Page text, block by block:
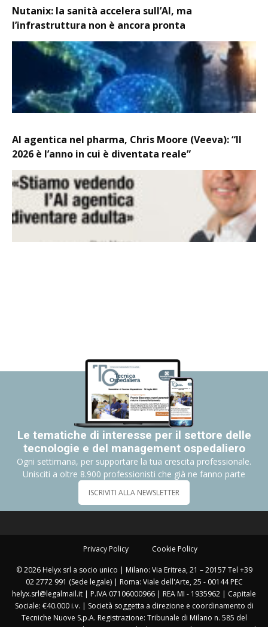
Nutanix: la sanità accelera sull’AI, ma
l’infrastruttura non è ancora pronta
AI agentica nel pharma, Chris Moore (Veeva): “Il
2026 è l’anno in cui è diventata reale”
Le tematiche di interesse per il settore delle
tecnologie e del management ospedaliero
Ogni settimana, per supportare la tua crescita professionale.
Unisciti a oltre 8.900 professionisti che già ne fanno parte
ISCRIVITI ALLA NEWSLETTER
Privacy Policy Cookie Policy
© 2026 Helyx srl a socio unico | Milano: Via Eritrea, 21 – 20157 Tel +39
02 2772 991 (Sede legale) | Roma: Viale dell'Arte, 25 - 00144 PEC
helyx.srl@legalmail.it | P.IVA 07106000966 | REA MI - 1935962 | Capitale
Sociale: €40.000 i.v. | Società soggetta a direzione e coordinamento di
Tecniche Nuove S.p.A. Registrazione: Tribunale di Milano n. 585 del